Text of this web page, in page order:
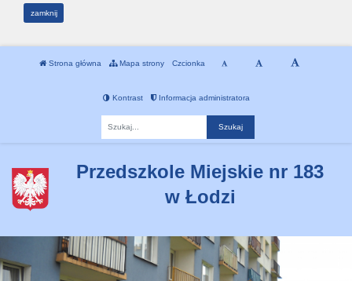
zamknij
Strona główna Mapa strony Czcionka
Kontrast Informacja administratora
Przedszkole Miejskie nr 183
w Łodzi